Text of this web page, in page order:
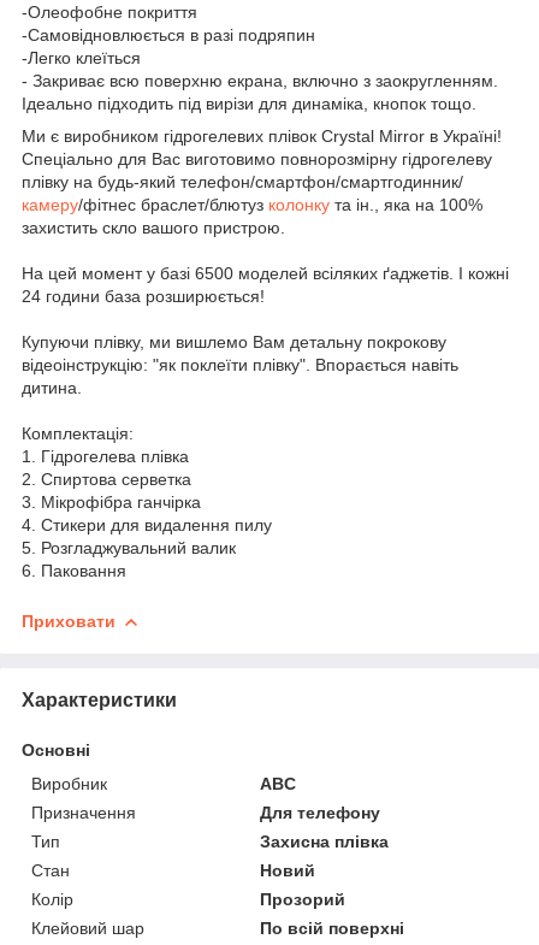
-Олеофобне покриття
-Самовідновлюється в разі подряпин
-Легко клеїться
- Закриває всю поверхню екрана, включно з заокругленням.
Ідеально підходить під вирізи для динаміка, кнопок тощо.
Ми є виробником гідрогелевих плівок Crystal Mirror в Україні!
Спеціально для Вас виготовимо повнорозмірну гідрогелеву
плівку на будь-який телефон/смартфон/смартгодинник/
камеру/фітнес браслет/блютуз колонку та ін., яка на 100%
захистить скло вашого пристрою.
На цей момент у базі 6500 моделей всіляких ґаджетів. І кожні
24 години база розширюється!
Купуючи плівку, ми вишлемо Вам детальну покрокову
відеоінструкцію: "як поклеїти плівку". Впорається навіть
дитина.
Комплектація:
1. Гідрогелева плівка
2. Спиртова серветка
3. Мікрофібра ганчірка
4. Стикери для видалення пилу
5. Розгладжувальний валик
6. Паковання
Приховати
Характеристики
Основні
Виробник
ABC
Призначення
Для телефону
Тип
Захисна плівка
Стан
Новий
Колір
Прозорий
Клейовий шар
По всій поверхні